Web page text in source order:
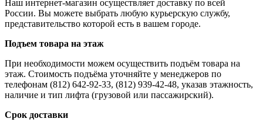
Наш интернет-магазин осуществляет доставку по всей
России. Вы можете выбрать любую курьерскую службу,
представительство которой есть в вашем городе.
Подъем товара на этаж
При необходимости можем осуществить подъём товара на
этаж. Стоимость подъёма уточняйте у менеджеров по
телефонам (812) 642-92-33, (812) 939-42-48, указав этажность,
наличие и тип лифта (грузовой или пассажирский).
Срок доставки